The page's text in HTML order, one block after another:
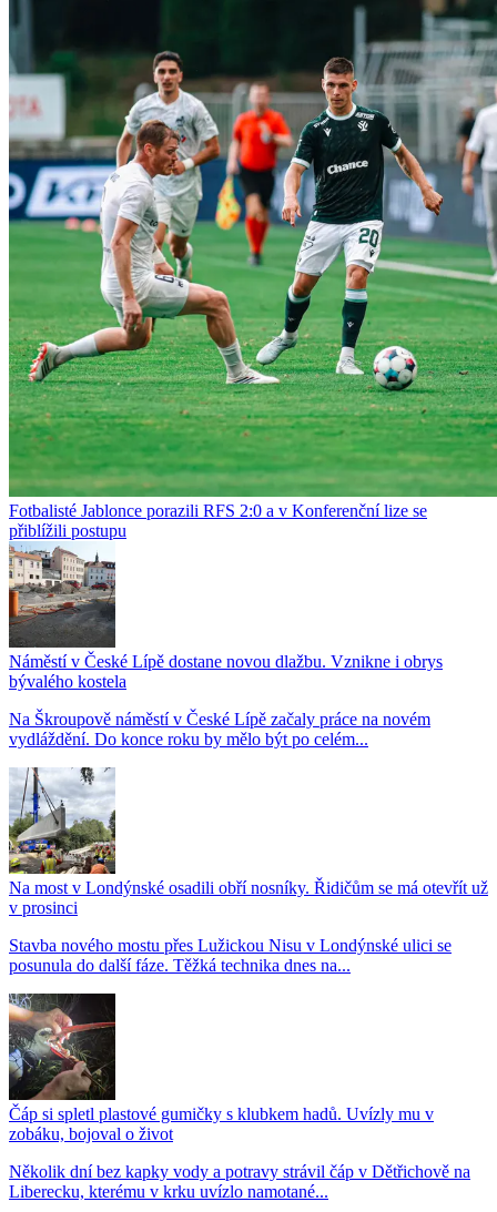
Fotbalisté Jablonce porazili RFS 2:0 a v Konferenční lize se
přiblížili postupu
Náměstí v České Lípě dostane novou dlažbu. Vznikne i obrys
bývalého kostela
Na Škroupově náměstí v České Lípě začaly práce na novém
vydláždění. Do konce roku by mělo být po celém...
Na most v Londýnské osadili obří nosníky. Řidičům se má otevřít už
v prosinci
Stavba nového mostu přes Lužickou Nisu v Londýnské ulici se
posunula do další fáze. Těžká technika dnes na...
Čáp si spletl plastové gumičky s klubkem hadů. Uvízly mu v
zobáku, bojoval o život
Několik dní bez kapky vody a potravy strávil čáp v Dětřichově na
Liberecku, kterému v krku uvízlo namotané...